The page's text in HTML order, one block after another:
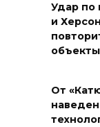
Удар по
и
От